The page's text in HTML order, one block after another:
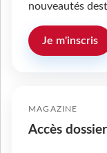
nouveautés
Je m'inscris
MAGAZINE
Accès